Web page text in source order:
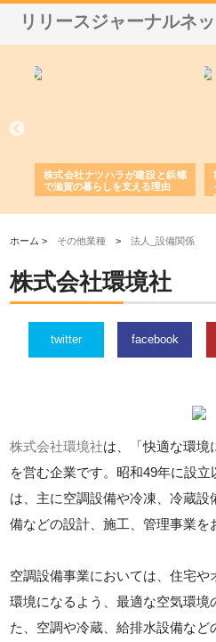
リリースジャーナルネ
株式会社ナツハラが建設と鋲螺
で滋賀の暮らしを支える理由
ホーム > その他業種 >法人_設備関係
株式会社環境社
twitter facebook
株式会社環境社は、「快適な環境
を営む企業です。昭和49年に設
は、主に空調設備や冷凍、冷蔵
備などの設計、施工、管理事業を
空調設備事業においては、住宅
環境になるよう、最適な空気環境
た、空調や冷蔵、給排水設備な